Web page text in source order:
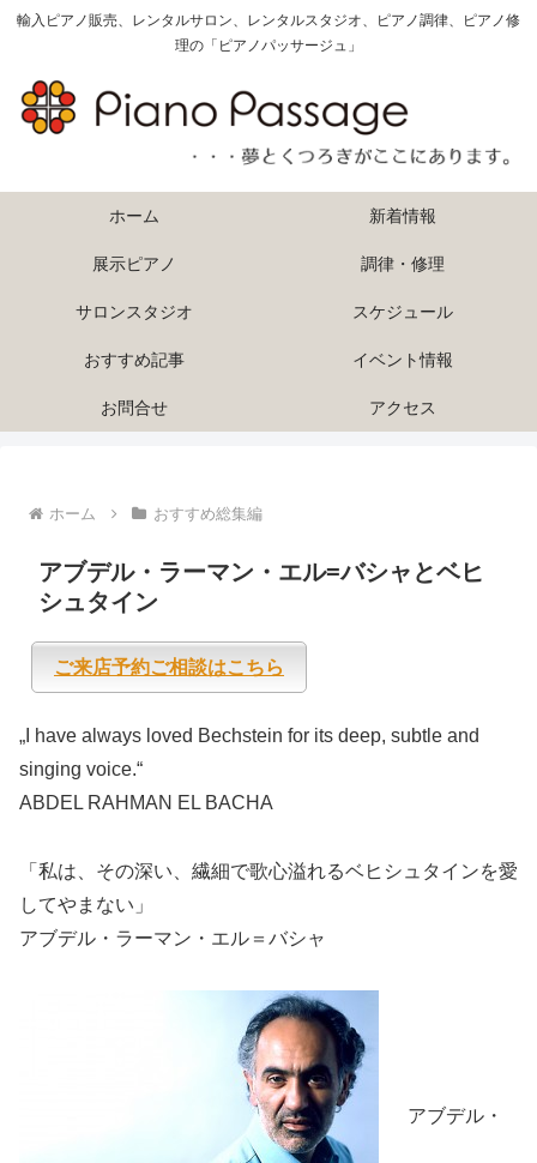
輸入ピアノ販売、レンタルサロン、レンタルスタジオ、ピアノ調律、ピアノ修
理の「ピアノパッサージュ」
ホーム 新着情報
展示ピアノ 調律・修理
サロンスタジオ スケジュール
おすすめ記事 イベント情報
お問合せ アクセス
ホーム おすすめ総集編
アブデル・ラーマン・エル=バシャとベヒ
シュタイン
ご来店予約ご相談はこちら
„I have always loved Bechstein for its deep, subtle and
singing voice.“
ABDEL RAHMAN EL BACHA
「私は、その深い、繊細で歌心溢れるベヒシュタインを愛
してやまない」
アブデル・ラーマン・エル＝バシャ
アブデル・